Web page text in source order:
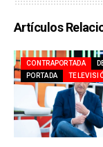
Artículos
CONTRAPORTADA
PORTADA